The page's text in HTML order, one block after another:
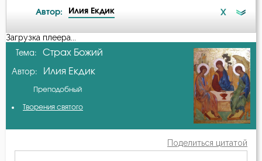
Бесстрастие
Воздержание
Грех
Автор: Илия Екдик X
А-я
Авва Дорофей
Амвросий Оптинский (Гренков)
Антоний Великий
Загрузка плеера...
Тема: Страх Божий
Автор: Илия Екдик
Преподобный
Творения святого
Поделиться цитатой